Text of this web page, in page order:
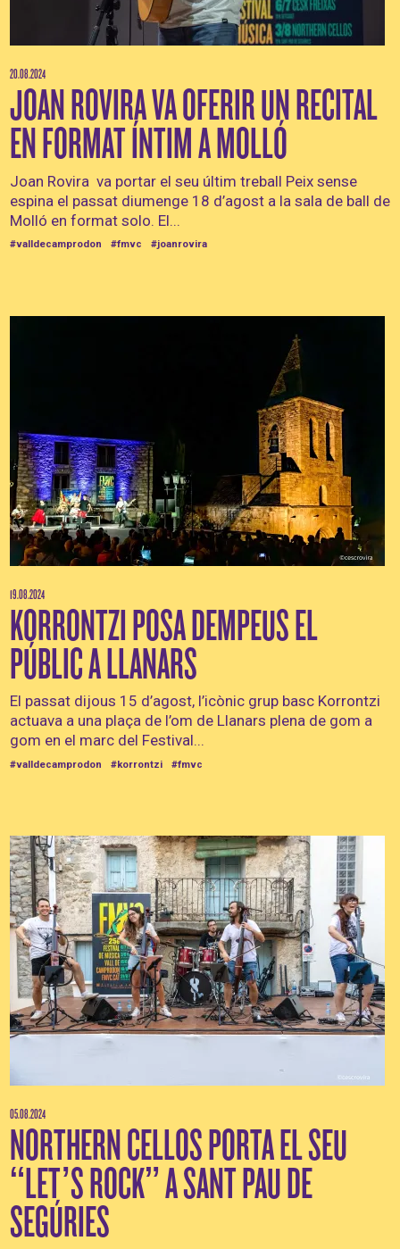
20.08.2024
JOAN ROVIRA VA OFERIR UN RECITAL
EN FORMAT ÍNTIM A MOLLÓ
Joan Rovira va portar el seu últim treball Peix sense
espina el passat diumenge 18 d’agost a la sala de ball de
Molló en format solo. El...
#valldecamprodon #fmvc #joanrovira
19.08.2024
KORRONTZI POSA DEMPEUS EL
PÚBLIC A LLANARS
El passat dijous 15 d’agost, l’icònic grup basc Korrontzi
actuava a una plaça de l’om de Llanars plena de gom a
gom en el marc del Festival...
#valldecamprodon #korrontzi #fmvc
05.08.2024
NORTHERN CELLOS PORTA EL SEU
“LET’S ROCK” A SANT PAU DE
SEGÚRIES